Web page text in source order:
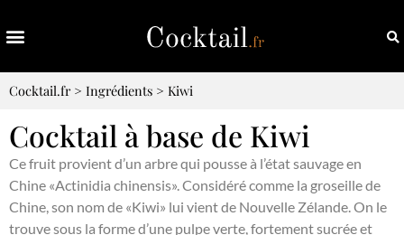
Cocktail.fr> Ingrédients > Kiwi
Cocktail à base de Kiwi
Ce fruit provient d’un arbre qui pousse à l’état sauvage en
Chine «Actinidia chinensis». Considéré comme la groseille de
Chine, son nom de «Kiwi» lui vient de Nouvelle Zélande. On le
trouve sous la forme d’une pulpe verte, fortement sucrée et